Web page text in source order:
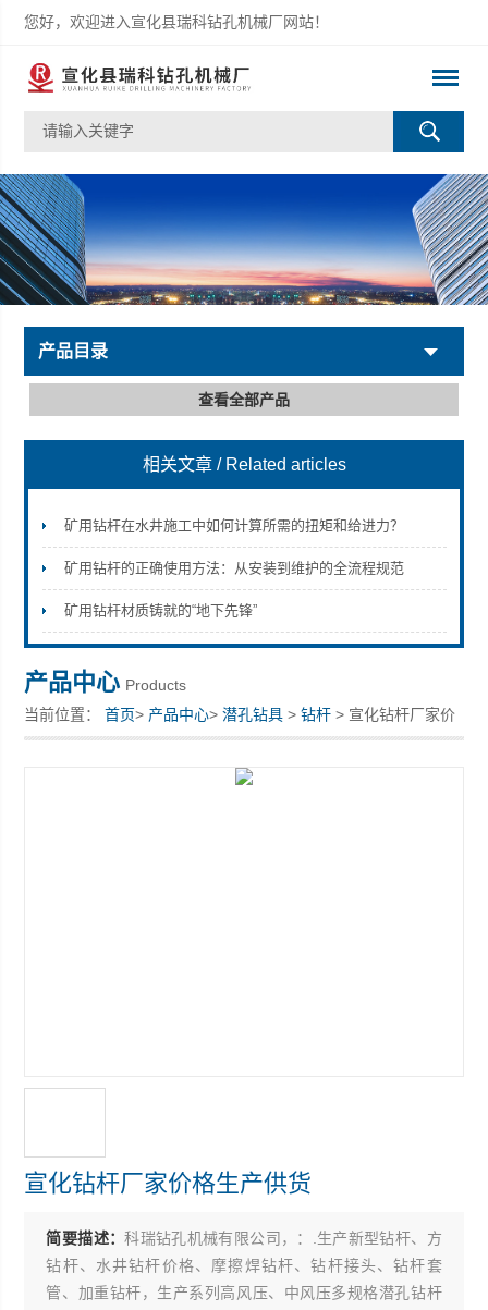
您好，欢迎进入宣化县瑞科钻孔机械厂网站！
宣化县瑞科钻孔机械厂
产品目录
查看全部产品
相关文章 / Related articles
矿用钻杆在水井施工中如何计算所需的扭矩和给进力？
矿用钻杆的正确使用方法：从安装到维护的全流程规范
矿用钻杆材质铸就的“地下先锋”
产品中心 Products
当前位置：首页> 产品中心>潜孔钻具 >钻杆 > 宣化钻杆厂家价
格生产供货
宣化钻杆厂家价格生产供货
简要描述：科瑞钻孔机械有限公司，：.生产新型钻杆、方
钻杆、水井钻杆价格、摩擦焊钻杆、钻杆接头、钻杆套
管、加重钻杆，生产系列高风压、中风压多规格潜孔钻杆